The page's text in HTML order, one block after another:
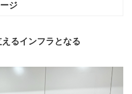
ジ
るインフラとなる